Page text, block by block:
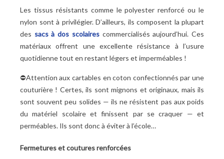
Les tissus résistants comme le polyester renforcé ou le
nylon sont à privilégier. D’ailleurs, ils composent la plupart
des sacs à dos scolairescommercialisés aujourd’hui. Ces
matériaux offrent une excellente résistance à l’usure
quotidienne tout en restant légers et imperméables !
⛔Attention aux cartables en coton confectionnés par une
couturière ! Certes, ils sont mignons et originaux, mais ils
sont souvent peu solides — ils ne résistent pas aux poids
du matériel scolaire et finissent par se craquer — et
perméables. Ils sont donc à éviter à l’école…
Fermetures et coutures renforcées